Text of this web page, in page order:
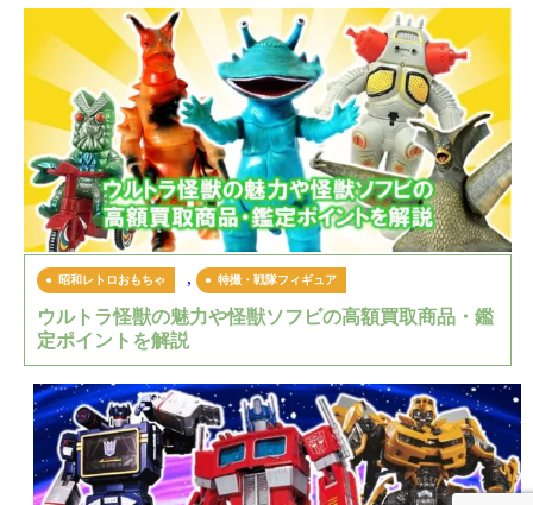
昭和レトロおもちゃ , 特撮・戦隊フィギュア
ウルトラ怪獣の魅力や怪獣ソフビの高額買取商品・鑑
定ポイントを解説